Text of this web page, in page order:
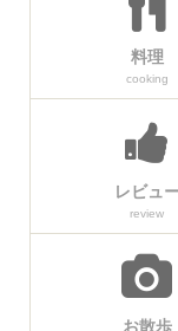
料理
cooking
レビュ
review
お散歩